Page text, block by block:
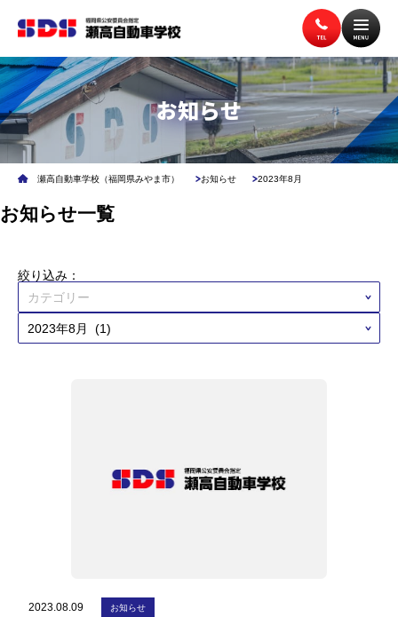
トップページ 入校案内
教習案内 講習案内
無料送迎バス
教習生ページ
お知らせ
瀬高自動車学校（福岡県みやま市） お知らせ 2023年8月
お知らせ一覧
絞り込み：
2023.08.09 お知らせ